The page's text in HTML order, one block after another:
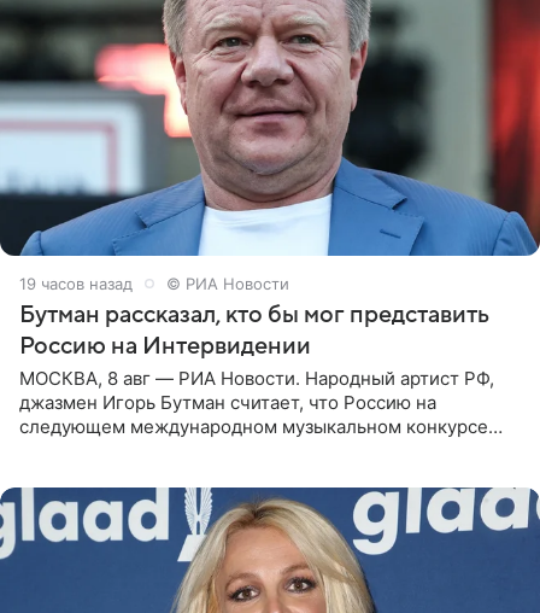
19 часов назад © РИА Новости
Бутман рассказал, кто бы мог представить
Россию на Интервидении
МОСКВА, 8 авг — РИА Новости. Народный артист РФ,
джазмен Игорь Бутман считает, что Россию на
следующем международном музыкальном конкурсе